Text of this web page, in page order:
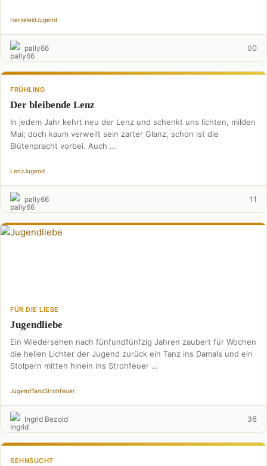
HerzeleidJugend
pally66 00
FRÜHLING
Der bleibende Lenz
In jedem Jahr kehrt neu der Lenz und schenkt uns lichten, milden
Mai; doch kaum verweilt sein zarter Glanz, schon ist die
Blütenpracht vorbei. Auch …
LenzJugend
pally66 11
FÜR DIE LIEBE
Jugendliebe
Ein Wiedersehen nach fünfundfünfzig Jahren zaubert für Wochen
die hellen Lichter der Jugend zurück ein Tanz ins Damals und ein
Stolpern mitten hinein ins Strohfeuer …
JugendTanzStrohfeuer
Ingrid Bezold 36
SEHNSUCHT